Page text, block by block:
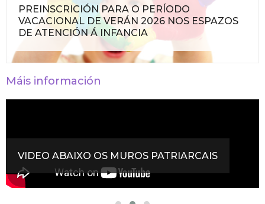
PREINSCRICIÓN PARA O PERÍODO
VACACIONAL DE VERÁN 2026 NOS ESPAZOS
DE ATENCIÓN Á INFANCIA
Máis información
VIDEO ABAIXO OS MUROS PATRIARCAIS